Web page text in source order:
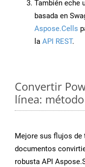
También eche
basada en
Aspose.Cells
la API REST.
Convertir
línea:
Mejore sus flujos de
documentos
robusta API